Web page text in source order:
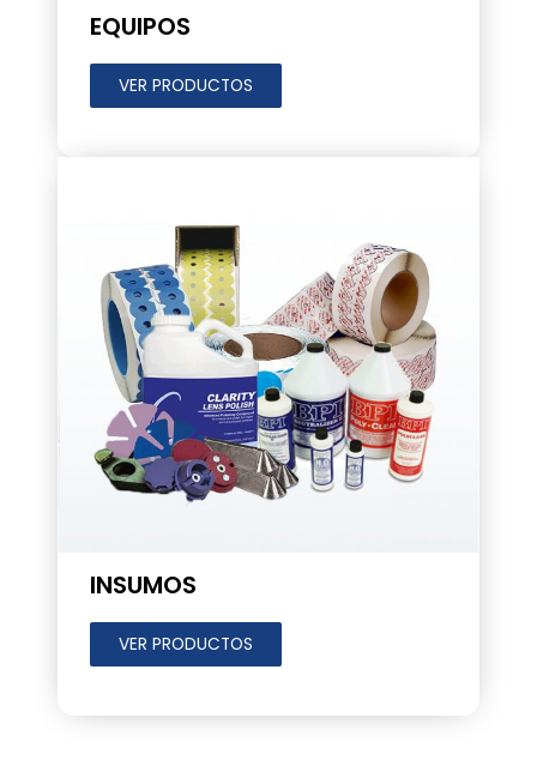
EQUIPOS
VER PRODUCTOS
INSUMOS
VER PRODUCTOS